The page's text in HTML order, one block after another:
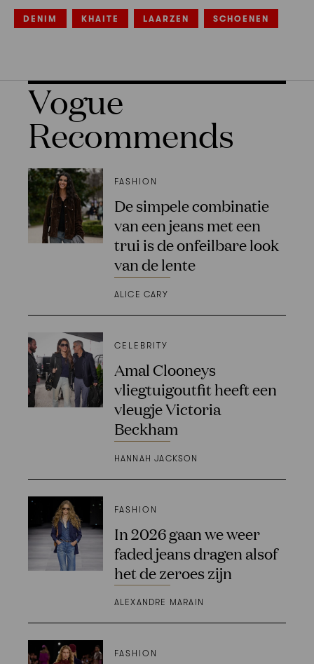
DENIM KHAITE LAARZEN SCHOENEN
Vogue
Recommends
FASHION
De simpele combinatie
van een jeans met een
trui is de onfeilbare look
van de lente
ALICE CARY
CELEBRITY
Amal Clooneys
vliegtuigoutfit heeft een
vleugje Victoria
Beckham
HANNAH JACKSON
FASHION
In 2026 gaan we weer
faded jeans dragen alsof
het de zeroes zijn
ALEXANDRE MARAIN
FASHION